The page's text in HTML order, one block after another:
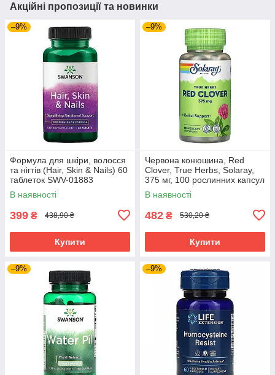
Акційні пропозиції та новинки
–9%
Формула для шкіри, волосся
та нігтів (Hair, Skin & Nails) 60
таблеток SWV-01883
В наявності
399 ₴ 438,90 ₴
Купити
–9%
Червона конюшина, Red
Clover, True Herbs, Solaray,
375 мг, 100 рослинних капсул
SOR-01480
В наявності
482 ₴ 530,20 ₴
Купити
–9% –9%